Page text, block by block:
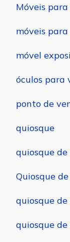
Móveis
móveis para
móvel
óculos para
ponto de
quiosque
quiosque
Quiosque
quiosque de
quiosque